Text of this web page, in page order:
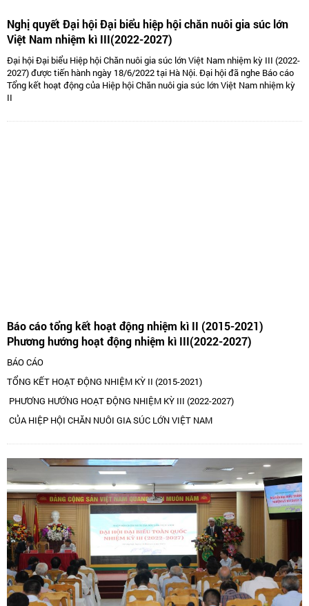
Nghị quyết Đại hội Đại biểu hiệp hội chăn nuôi gia súc lớn
Việt Nam nhiệm kì III(2022-2027)
Đại hội Đại biểu Hiệp hội Chăn nuôi gia súc lớn Việt Nam nhiệm kỳ III (2022-
2027) được tiến hành ngày 18/6/2022 tại Hà Nội. Đại hội đã nghe Báo cáo
Tổng kết hoạt động của Hiệp hội Chăn nuôi gia súc lớn Việt Nam nhiệm kỳ
II
Báo cáo tổng kết hoạt động nhiệm kì II (2015-2021)
Phương hướng hoạt động nhiệm kì III(2022-2027)
BÁO CÁO
TỔNG KẾT HOẠT ĐỘNG NHIỆM KỲ II (2015-2021)
PHƯƠNG HƯỚNG HOẠT ĐỘNG NHIỆM KỲ III (2022-2027)
CỦA HIỆP HỘI CHĂN NUÔI GIA SÚC LỚN VIỆT NAM